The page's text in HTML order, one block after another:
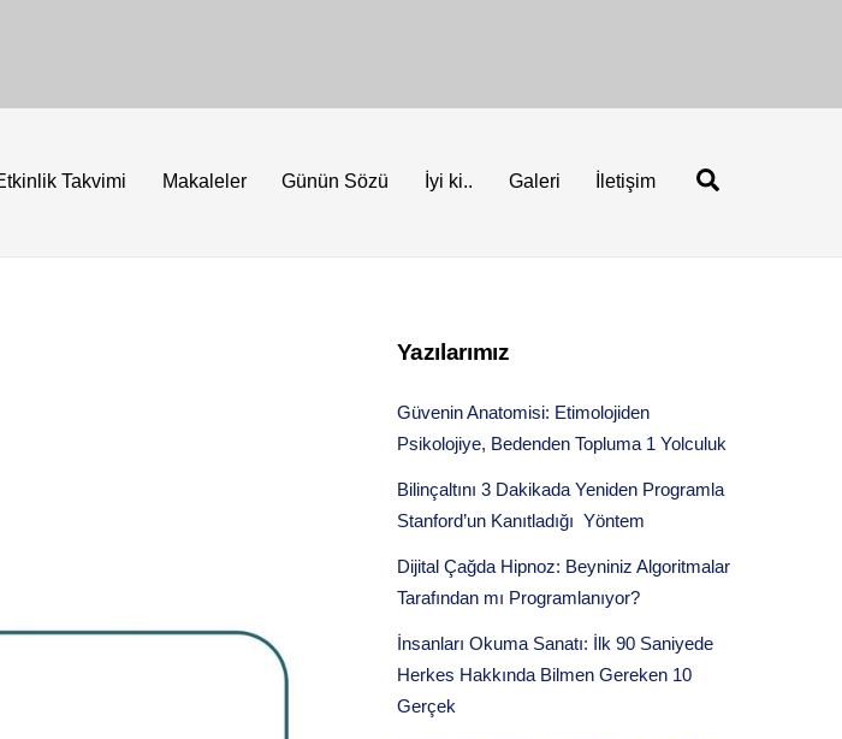
Takvimi Makaleler Günün Sözü İyi ki.. Galeri İletişim
Yazılarımız
Güvenin Anatomisi: Etimolojiden
Psikolojiye, Bedenden Topluma 1 Yolculuk
Bilinçaltını 3 Dakikada Yeniden Programla
Stanford’un Kanıtladığı Yöntem
Dijital Çağda Hipnoz: Beyniniz Algoritmalar
Tarafından mı Programlanıyor?
İnsanları Okuma Sanatı: İlk 90 Saniyede
Herkes Hakkında Bilmen Gereken 10
Gerçek